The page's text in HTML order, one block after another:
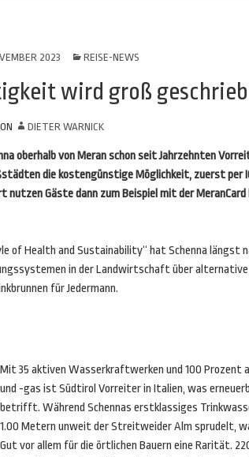
2023 REISE-NEWS
wird groß
DIETER WARNICK
oberhalb von Meran schon seit Jahrzehnten
die kostengünstige Möglichkeit, zuerst per
nutzen Gäste dann zum Beispiel mit der
of Health and Sustainability“ hat Schenna längst
in der Landwirtschaft über alternative
für Jedermann.
Mit 35 aktiven Wasserkraftwerken und 100 Prozent
und -gas ist Südtirol Vorreiter in Italien, was
betrifft. Während Schennas erstklassiges
1.00 Metern unweit der Streitweider Alm sprudelt,
Gut vor allem für die örtlichen Bauern eine Rarität.